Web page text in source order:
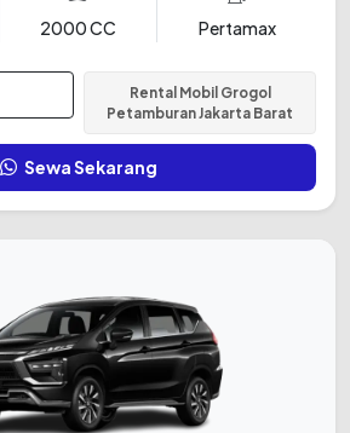
2000 CC Pertamax
Rental Mobil Grogol
Petamburan Jakarta Barat
Sewa Sekarang